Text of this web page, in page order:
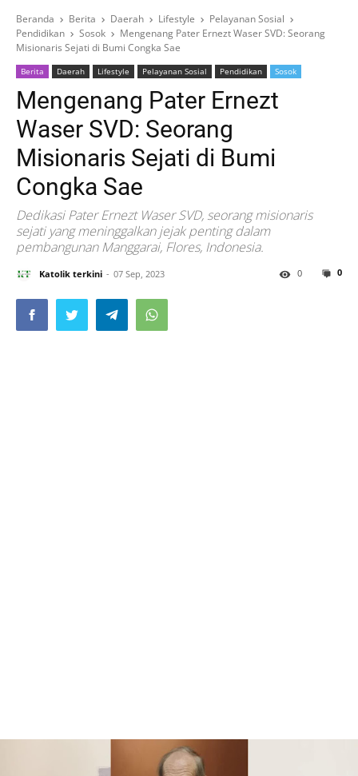
Beranda Berita Daerah Lifestyle
Pelayanan Sosial
Pendidikan
Sosok
Mengenang Pater Ernezt Waser SVD: Seorang
Misionaris Sejati di Bumi Congka Sae
Berita Daerah Lifestyle Pelayanan Sosial Pendidikan Sosok
Mengenang Pater Ernezt
Waser SVD: Seorang
Misionaris Sejati di Bumi
Congka Sae
Dedikasi Pater Ernezt Waser SVD, seorang misionaris
sejati yang meninggalkan jejak penting dalam
pembangunan Manggarai, Flores, Indonesia.
Katolik terkini 07 Sep, 2023 0
0